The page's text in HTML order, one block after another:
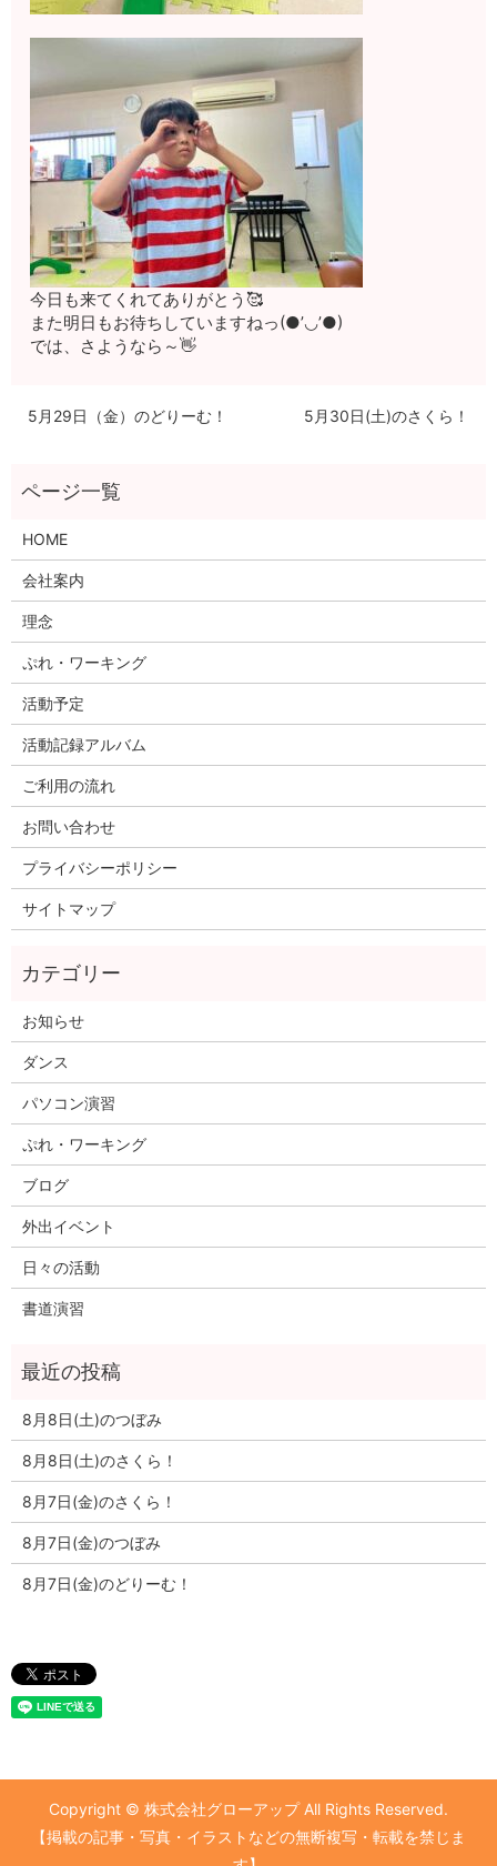
今日も来てくれてありがとう🥰
また明日もお待ちしていますねっ(●’◡’●)
では、さようなら～👋
5月29日（金）のどりーむ！ 5月30日(土)のさくら！
HOME
会社案内
理念
ぷれ・ワーキング
活動予定
活動記録アルバム
ご利用の流れ
お問い合わせ
プライバシーポリシー
サイトマップ
お知らせ
ダンス
パソコン演習
ぷれ・ワーキング
ブログ
外出イベント
日々の活動
書道演習
8月8日(土)のつぼみ
8月8日(土)のさくら！
8月7日(金)のさくら！
8月7日(金)のつぼみ
8月7日(金)のどりーむ！
Copyright © 株式会社グローアップ All Rights Reserved.
【掲載の記事・写真・イラストなどの無断複写・転載を禁じま